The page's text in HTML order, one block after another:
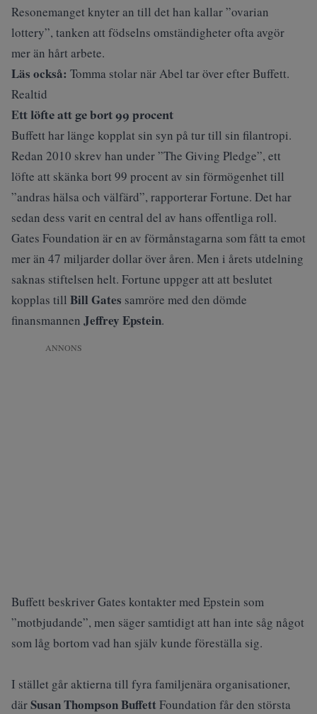
Resonemanget knyter an till det han kallar ”ovarian
lottery”, tanken att födselns omständigheter ofta avgör
mer än hårt arbete.
Läs också: Tomma stolar när Abel tar över efter Buffett.
Realtid
Ett löfte att ge bort 99 procent
Buffett har länge kopplat sin syn på tur till sin filantropi.
Redan 2010 skrev han under ”The Giving Pledge”, ett
löfte att skänka bort 99 procent av sin förmögenhet till
”andras hälsa och välfärd”, rapporterarFortune. Det har
sedan dess varit en central del av hans offentliga roll.
Gates Foundation är en av förmånstagarna som fått ta emot
mer än 47 miljarder dollar över åren. Men i årets utdelning
saknas stiftelsen helt. Fortune uppger att att beslutet
kopplas till Bill Gates samröre med den dömde
finansmannen Jeffrey Epstein.
ANNONS
Buffett beskriver Gates kontakter med Epstein som
”motbjudande”, men säger samtidigt att han inte såg något
som låg bortom vad han själv kunde föreställa sig.
I stället går aktierna till fyra familjenära organisationer,
därSusan Thompson BuffettFoundation får den största